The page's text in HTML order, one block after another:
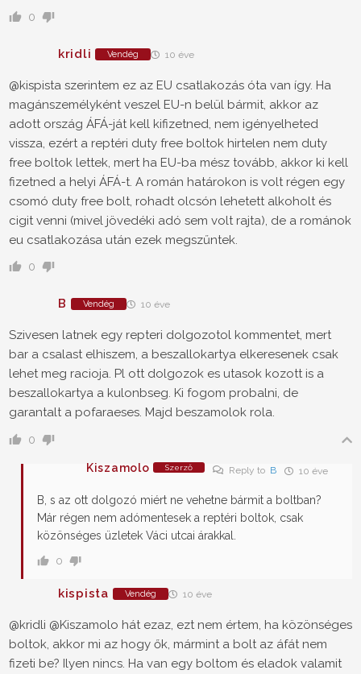
0
kridli Vendég 10 éve
@kispista szerintem ez az EU csatlakozás óta van így. Ha
magánszemélyként veszel EU-n belül bármit, akkor az
adott ország ÁFÁ-ját kell kifizetned, nem igényelheted
vissza, ezért a reptéri duty free boltok hirtelen nem duty
free boltok lettek, mert ha EU-ba mész tovább, akkor ki kell
fizetned a helyi ÁFÁ-t. A román határokon is volt régen egy
csomó duty free bolt, rohadt olcsón lehetett alkoholt és
cigit venni (mivel jövedéki adó sem volt rajta), de a románok
eu csatlakozása után ezek megszűntek.
0
B Vendég 10 éve
Szivesen latnek egy repteri dolgozotol kommentet, mert
bar a csalast elhiszem, a beszallokartya elkeresenek csak
lehet meg racioja. Pl ott dolgozok es utasok kozott is a
beszallokartya a kulonbseg. Ki fogom probalni, de
garantalt a pofaraeses. Majd beszamolok rola.
0
Kiszamolo Szerző Reply to B 10 éve
B, s az ott dolgozó miért ne vehetne bármit a boltban?
Már régen nem adómentesek a reptéri boltok, csak
közönséges üzletek Váci utcai árakkal.
0
kispista Vendég 10 éve
@kridli @Kiszamolo hát ezaz, ezt nem értem, ha közönséges
boltok, akkor mi az hogy ők, mármint a bolt az áfát nem
fizeti be? Ilyen nincs. Ha van egy boltom és eladok valamit